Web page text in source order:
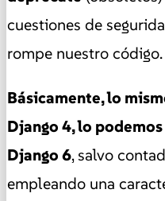
cuestiones de
rompe nuestro código.
Básicamente, lo
Django 4, lo
Django 6, salvo
empleando una